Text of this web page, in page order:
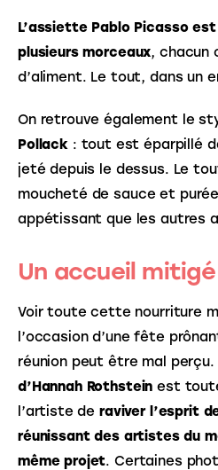
L’assiette Pablo Picasso
plusieurs morceaux, chacun
d’aliment. Le tout, dans un
On retrouve également le
Pollack : tout est éparpillé
jeté depuis le dessus. Le
moucheté de sauce et
appétissant que les autres
Un accueil mitigé
Voir toute cette nourriture
l’occasion d’une fête
réunion peut être mal perçu.
d’Hannah Rothstein est
l’artiste de raviver l’esprit
réunissant des artistes du
même projet. Certaines